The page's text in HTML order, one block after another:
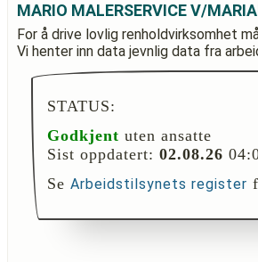
MARIO MALERSERVICE V/
For å drive lovlig renholdvirksomhet
Vi henter inn data jevnlig data fra
STATUS:
Godkjent uten ansatte
Sist oppdatert: 02.08.26
Se Arbeidstilsynets register